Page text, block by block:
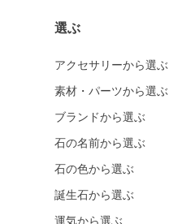
選ぶ
アクセサリーから選ぶ
素材・パーツから選ぶ
ブランドから選ぶ
石の名前から選ぶ
石の色から選ぶ
誕生石から選ぶ
運気から選ぶ